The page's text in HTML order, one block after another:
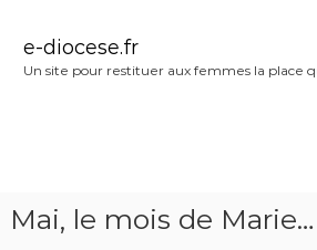
e-diocese.fr
Un site pour restituer aux femmes la place
Mai, le mois de Marie…